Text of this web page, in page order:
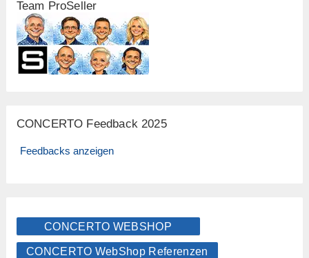
Team ProSeller
CONCERTO Feedback 2025
Feedbacks anzeigen
CONCERTO WEBSHOP
CONCERTO WebShop Referenzen